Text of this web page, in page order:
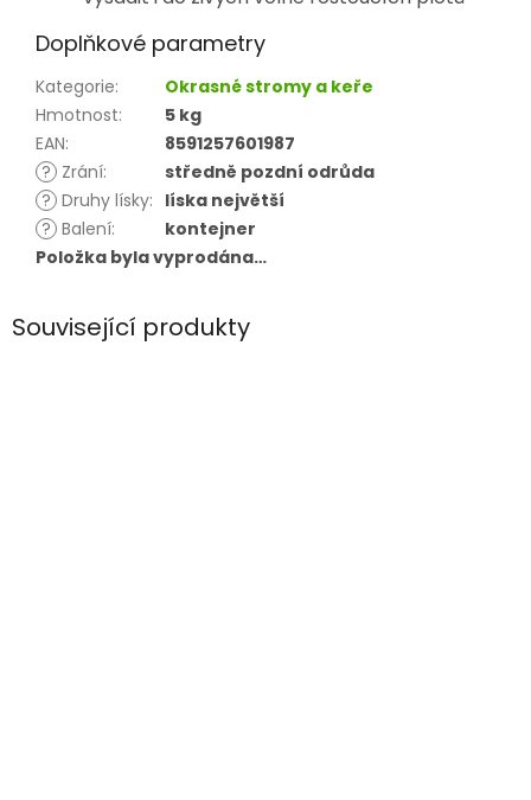
Doplňkové parametry
Kategorie:
Okrasné stromy a keře
Hmotnost:
5 kg
EAN:
8591257601987
? Zrání:
středně pozdní odrůda
? Druhy lísky: líska největší
? Balení:
kontejner
Položka byla vyprodána…
Související produkty